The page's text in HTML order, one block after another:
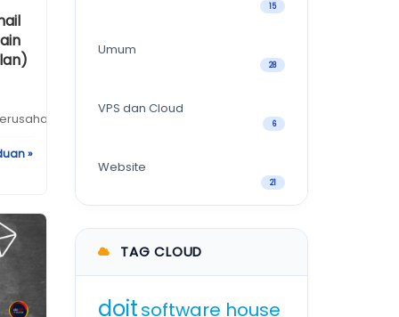
15
Umum
28
VPS dan Cloud
6
Website
21
»
TAG CLOUD
doitsoftware house